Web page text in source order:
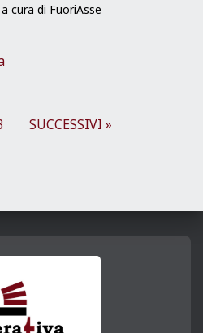
cura di FuoriAsse
SUCCESSIVI